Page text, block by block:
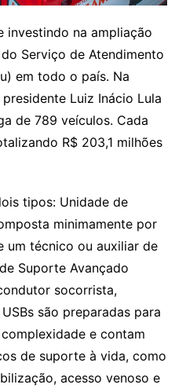
investindo na ampliação
Serviço de Atendimento
em todo o país. Na
Luiz Inácio Lula
de 789 veículos. Cada
R$ 203,1 milhões
tipos: Unidade de
minimamente por
um técnico ou auxiliar de
Suporte Avançado
socorrista,
são preparadas para
e contam
de suporte à vida, como
acesso venoso e